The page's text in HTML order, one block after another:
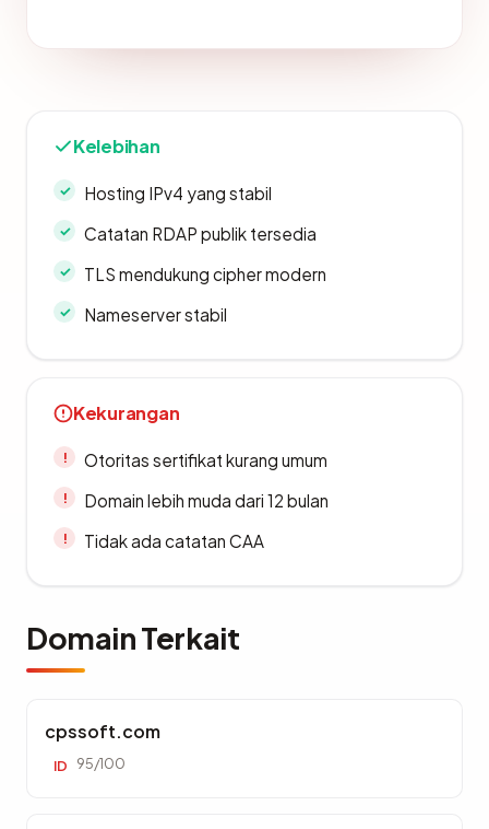
Kelebihan
Hosting IPv4 yang stabil
Catatan RDAP publik tersedia
TLS mendukung cipher modern
Nameserver stabil
Kekurangan
Otoritas sertifikat kurang umum
Domain lebih muda dari 12 bulan
Tidak ada catatan CAA
Domain Terkait
cpssoft.com
ID 95/100